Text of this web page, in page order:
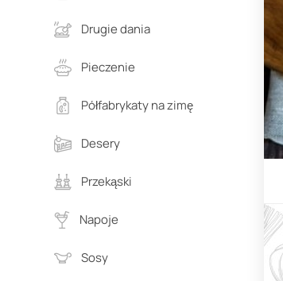
Drugie dania
Pieczenie
Półfabrykaty na zimę
Desery
Przekąski
Napoje
Sosy